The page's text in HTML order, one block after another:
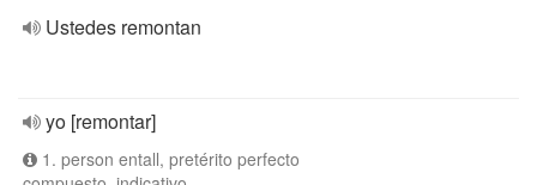
Ustedes remontan
yo [remontar]
1. person entall, pretérito perfecto